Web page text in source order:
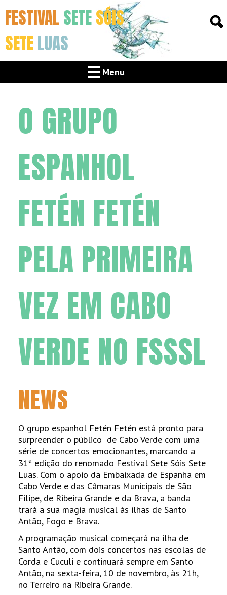
FESTIVALSETESÓIS
SETELUAS
Menu
O GRUPO
ESPANHOL
FETÉN FETÉN
PELA PRIMEIRA
VEZ EM CABO
VERDE NO FSSSL
NEWS
O grupo espanhol Fetén Fetén está pronto para
surpreender o público de Cabo Verde com uma
série de concertos emocionantes, marcando a
31ª edição do renomado Festival Sete Sóis Sete
Luas. Com o apoio da Embaixada de Espanha em
Cabo Verde e das Câmaras Municipais de São
Filipe, de Ribeira Grande e da Brava, a banda
trará a sua magia musical às ilhas de Santo
Antão, Fogo e Brava.
A programação musical começará na ilha de
Santo Antão, com dois concertos nas escolas de
Corda e Cuculi e continuará sempre em Santo
Antão, na sexta-feira, 10 de novembro, às 21h,
no Terreiro na Ribeira Grande.